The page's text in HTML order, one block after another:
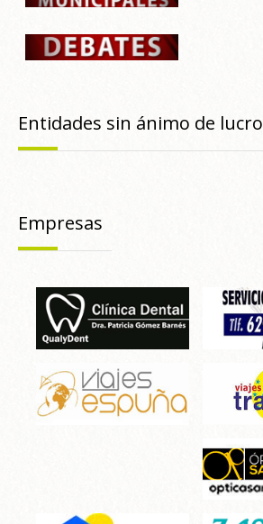
Entidades sin ánimo de lucro
Empresas